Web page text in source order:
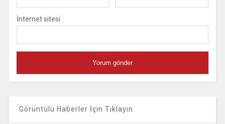
İnternet sitesi
Görüntülü Haberler İçin Tıklayın